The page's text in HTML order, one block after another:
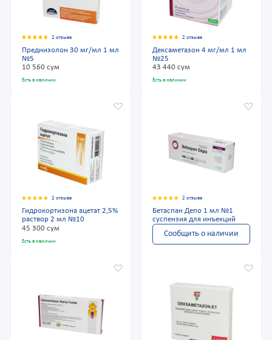
2 отзыва
Преднизолон 30 мг/мл 1 мл
№5
10 560 сум
Есть в наличии
2 отзыва
Дексаметазон 4 мг/мл 1 мл
№25
43 440 сум
Есть в наличии
2 отзыва
Гидрокортизона ацетат 2,5%
раствор 2 мл №10
45 300 сум
Есть в наличии
2 отзыва
Бетаспан Депо 1 мл №1
суспензия для инъекций
Сообщить о наличии